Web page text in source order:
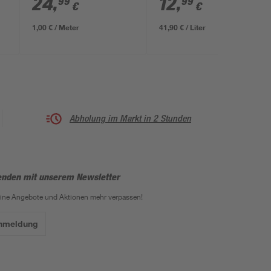
24, €
1,00 € / Meter
12, €
41,90 € / Liter
Abholung im Markt in 2 Stunden
mit unserem Newsletter
Angebote und Aktionen mehr verpassen!